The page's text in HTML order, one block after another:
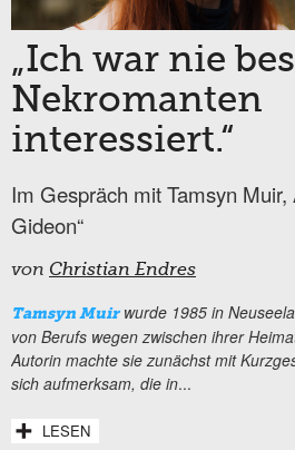
„Ich war nie
Nekromanten
interessiert.“
Im Gespräch mit Tamsyn Muir,
Gideon“
von Christian Endres
Tamsyn Muirwurde 1985 in
von Berufs wegen zwischen ihrer
Autorin machte sie zunächst mit
sich aufmerksam, die in...
LESEN